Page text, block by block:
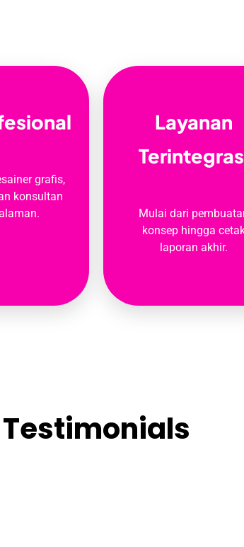
grafis,
konsultan
Layanan
Mulai dari
konsep hingga
laporan akhir.
Testimonials